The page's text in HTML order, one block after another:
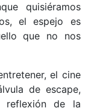
quisiéramos
el espejo es
que no nos
el cine
de escape,
reflexión de la